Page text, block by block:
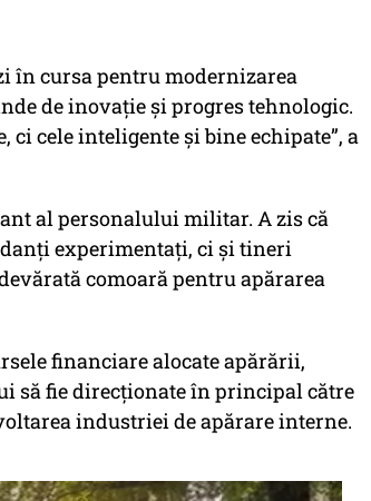
în cursa pentru modernizarea
de inovație și progres tehnologic.
ci cele inteligente și bine echipate”, a
al personalului militar. A zis că
experimentați, ci și tineri
comoară pentru apărarea
financiare alocate apărării,
să fie direcționate în principal către
industriei de apărare interne.